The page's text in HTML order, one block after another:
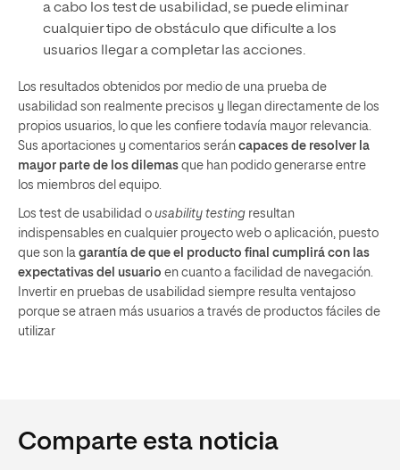
a cabo los test de usabilidad, se puede eliminar
cualquier tipo de obstáculo que dificulte a los
usuarios llegar a completar las acciones.
Los resultados obtenidos por medio de una prueba de
usabilidad son realmente precisos y llegan directamente de los
propios usuarios, lo que les confiere todavía mayor relevancia.
Sus aportaciones y comentarios serán capaces de resolver la
mayor parte de los dilemas que han podido generarse entre
los miembros del equipo.
Los test de usabilidad o usability testing resultan
indispensables en cualquier proyecto web o aplicación, puesto
que son la garantía de que el producto final cumplirá con las
expectativas del usuario en cuanto a facilidad de navegación.
Invertir en pruebas de usabilidad siempre resulta ventajoso
porque se atraen más usuarios a través de productos fáciles de
utilizar
Comparte esta noticia